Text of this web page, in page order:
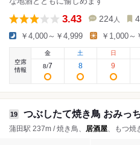
3.43 224 人
￥4,000～￥4,999 ￥1,000～
空席
情報
金
8/7
土
8
日
9
19 つぶしたて焼き鳥 おみっ
蒲田駅 237m / 焼き鳥、 居酒屋、もつ焼